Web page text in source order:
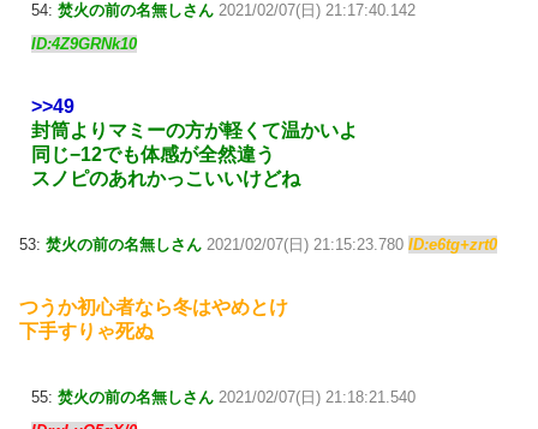
54: 焚火の前の名無しさん 2021/02/07(日) 21:17:40.142
ID:4Z9GRNk10
>>49
封筒よりマミーの方が軽くて温かいよ
同じ−12でも体感が全然違う
スノピのあれかっこいいけどね
53: 焚火の前の名無しさん 2021/02/07(日) 21:15:23.780 ID:e6tg+zrt0
つうか初心者なら冬はやめとけ
下手すりゃ死ぬ
55: 焚火の前の名無しさん 2021/02/07(日) 21:18:21.540